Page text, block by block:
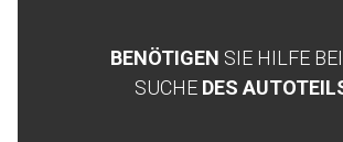
BENÖTIGEN SIE HILFE
SUCHE DES